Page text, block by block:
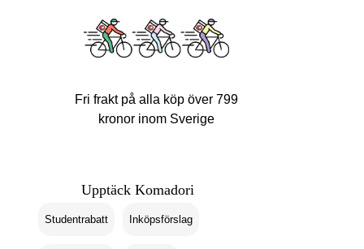
Fri frakt på alla köp över 799
kronor inom Sverige
Upptäck Komadori
Studentrabatt Inköpsförslag